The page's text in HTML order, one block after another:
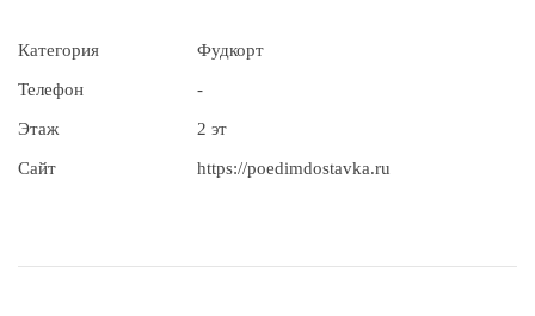
Категория Фудкорт
Телефон -
Этаж 2 эт
Сайт https://poedimdostavka.ru